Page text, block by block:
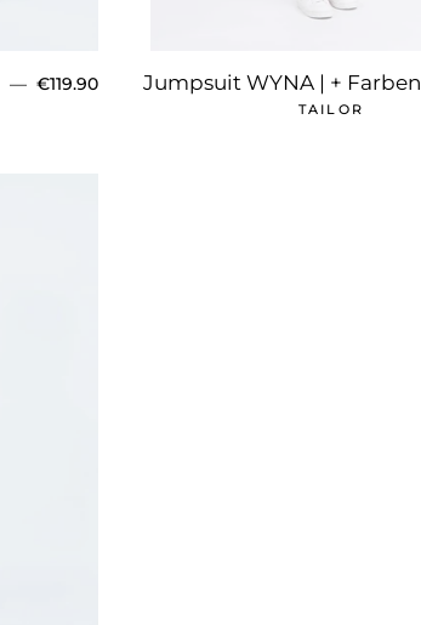
— NORMALER PREIS
€119.90 Jumpsuit WYNA | + Farben
TAILOR